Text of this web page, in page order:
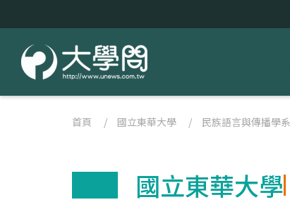
首頁 / 國立東華大學 / 民族語言與傳播學系
國立東華大學